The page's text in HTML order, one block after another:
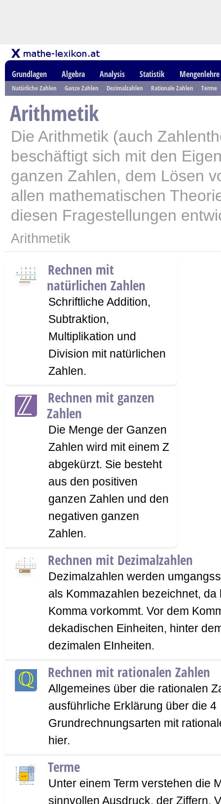
Grundlagen Algebra Analysis Statistik Mengenlehre
Natürliche Zahlen Ganze Zahlen Dezimalzahlen Rationale Zahlen Terme
Arithmetik
Die Arithmetik (auch
beschäftigt sich mit den
ganzen Zahlen, dem Lösen
allen mathematischen
diesen Fragestellungen
Arithmetik
Rechnen mit
natürlichen Zahlen
Schriftliche Addition,
Subtraktion,
Multiplikation und
Division mit natürlichen
Zahlen.
Rechnen mit ganzen
Zahlen
Die Menge der Ganzen
Zahlen wird mit einem Z
abgekürzt. Sie besteht
aus den positiven
ganzen Zahlen und den
negativen ganzen
Zahlen.
Rechnen mit Dezimalzahlen
Dezimalzahlen werden
als Kommazahlen bezeichnet, da
Komma vorkommt. Vor dem
dekadischen Einheiten, hinter
dezimalen EInheiten.
Rechnen mit rationalen Zahlen
Allgemeines über die rationalen
ausführliche Erklärung über die 4
Grundrechnungsarten mit
hier.
Terme
Unter einem Term verstehen die
sinnvollen Ausdruck, der Ziffern,